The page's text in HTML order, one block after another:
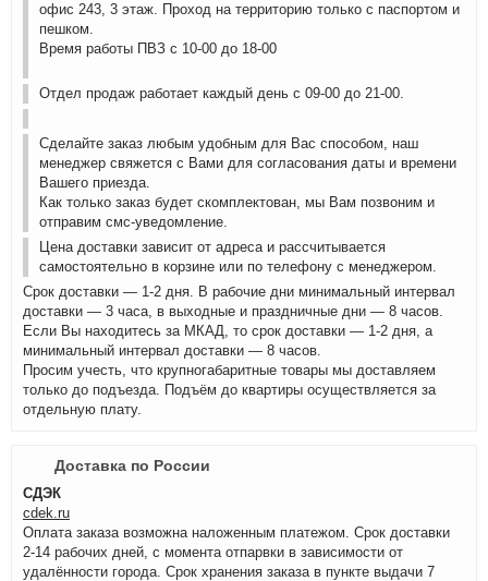
офис 243, 3 этаж. Проход на территорию только с паспортом и
пешком.
Время работы ПВЗ с 10-00 до 18-00
Отдел продаж работает каждый день с 09-00 до 21-00.
Сделайте заказ любым удобным для Вас способом, наш
менеджер свяжется с Вами для согласования даты и времени
Вашего приезда.
Как только заказ будет скомплектован, мы Вам позвоним и
отправим смс-уведомление.
Цена доставки зависит от адреса и рассчитывается
самостоятельно в корзине или по телефону с менеджером.
Срок доставки — 1-2 дня. В рабочие дни минимальный интервал
доставки — 3 часа, в выходные и праздничные дни — 8 часов.
Если Вы находитесь за МКАД, то срок доставки — 1-2 дня, а
минимальный интервал доставки — 8 часов.
Просим учесть, что крупногабаритные товары мы доставляем
только до подъезда. Подъём до квартиры осуществляется за
отдельную плату.
Доставка по России
СДЭК
cdek.ru
Оплата заказа возможна наложенным платежом. Срок доставки
2-14 рабочих дней, с момента отпарвки в зависимости от
удалённости города. Срок хранения заказа в пункте выдачи 7